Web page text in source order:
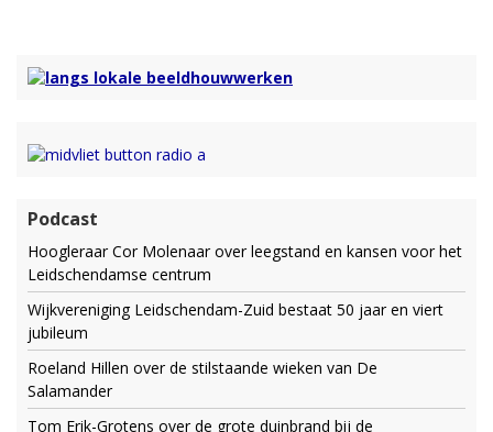
Podcast
Hoogleraar Cor Molenaar over leegstand en kansen voor het
Leidschendamse centrum
Wijkvereniging Leidschendam-Zuid bestaat 50 jaar en viert
jubileum
Roeland Hillen over de stilstaande wieken van De
Salamander
Tom Erik-Grotens over de grote duinbrand bij de